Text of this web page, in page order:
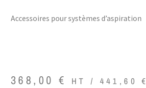
Accessoires pour systèmes d’aspiration
368,00 € HT / 441,60€